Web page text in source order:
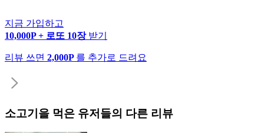
지금 가입하고
10,000P + 로또 10장 받기
리뷰 쓰면 2,000P 를 추가로 드려요
소고기 을 먹은 유저들의 다른 리뷰